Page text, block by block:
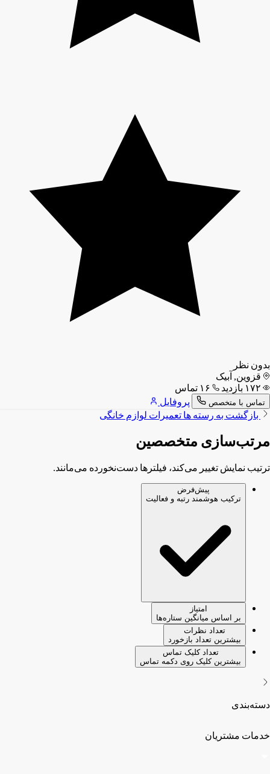
بدون نظر
قزوین, آبیک
تماس با متخصص
پروفایل
بازگشت به رسته ها تعمیرات لوازم خانگی
مرتب‌سازی متخصصین
ترتیب نمایش تغییر می‌کند، فیلترها دست‌نخورده می‌مانند.
پیش‌فرض
ترکیب هوشمند رتبه و فعالیت
امتیاز
بر اساس میانگین ستاره‌ها
تعداد نظرات
بیشترین تعداد بازخورد
تعداد کلیک تماس
بیشترین کلیک روی دکمه تماس
دسته‌بندی
خدمات مشتریان